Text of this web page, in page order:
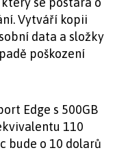
Vytváří kopii
data a složky
poškození
Edge s 500GB
110
bude o 10 dolarů